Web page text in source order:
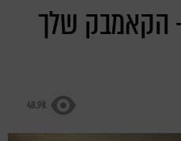
הקאמבק שלך
48.9k